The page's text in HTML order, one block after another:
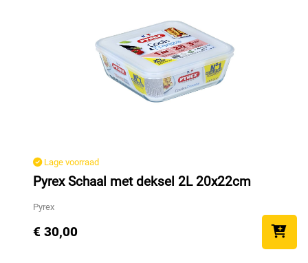
Lage voorraad
Pyrex Schaal met deksel 2L 20x22cm
Pyrex
€ 30,00